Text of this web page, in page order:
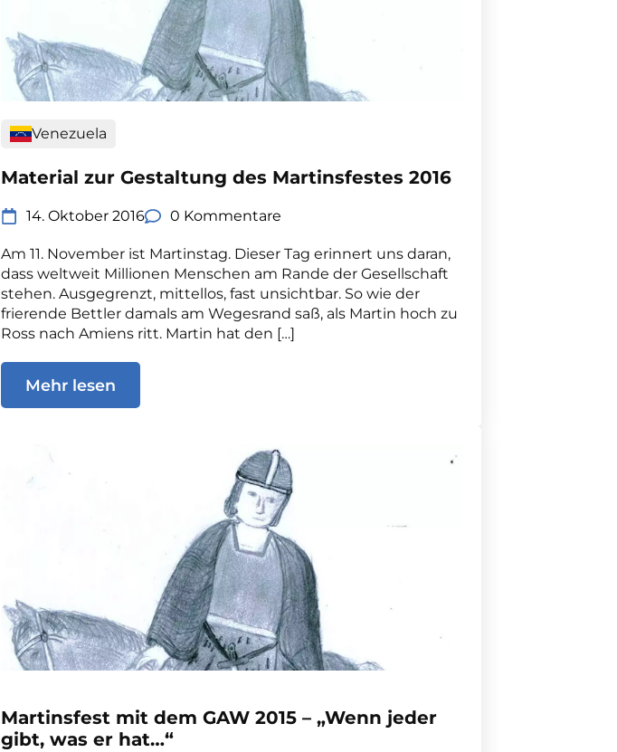
Venezuela
Material zur Gestaltung des Martinsfestes 2016
14. Oktober 2016 0 Kommentare
Am 11. November ist Martinstag. Dieser Tag erinnert uns daran,
dass weltweit Millionen Menschen am Rande der Gesellschaft
stehen. Ausgegrenzt, mittellos, fast unsichtbar. So wie der
frierende Bettler damals am Wegesrand saß, als Martin hoch zu
Ross nach Amiens ritt. Martin hat den […]
Mehr lesen
Martinsfest mit dem GAW 2015 – „Wenn jeder
gibt, was er hat…“